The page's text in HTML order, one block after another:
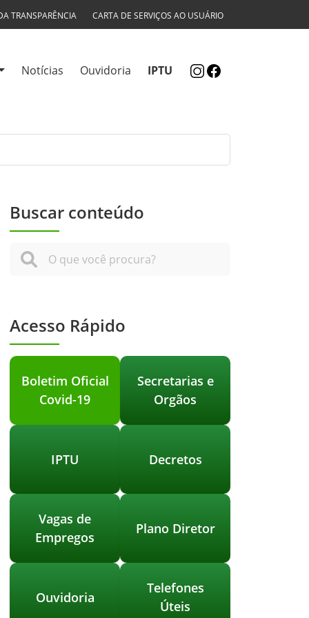
TRANSPARÊNCIA CARTA DE SERVIÇOS AO USUÁRIO
Notícias Ouvidoria IPTU
Buscar conteúdo
Acesso Rápido
Boletim Oficial
Covid-19
Secretarias e
Orgãos
IPTU Decretos
Vagas de
Empregos
Plano Diretor
Ouvidoria
Telefones
Úteis